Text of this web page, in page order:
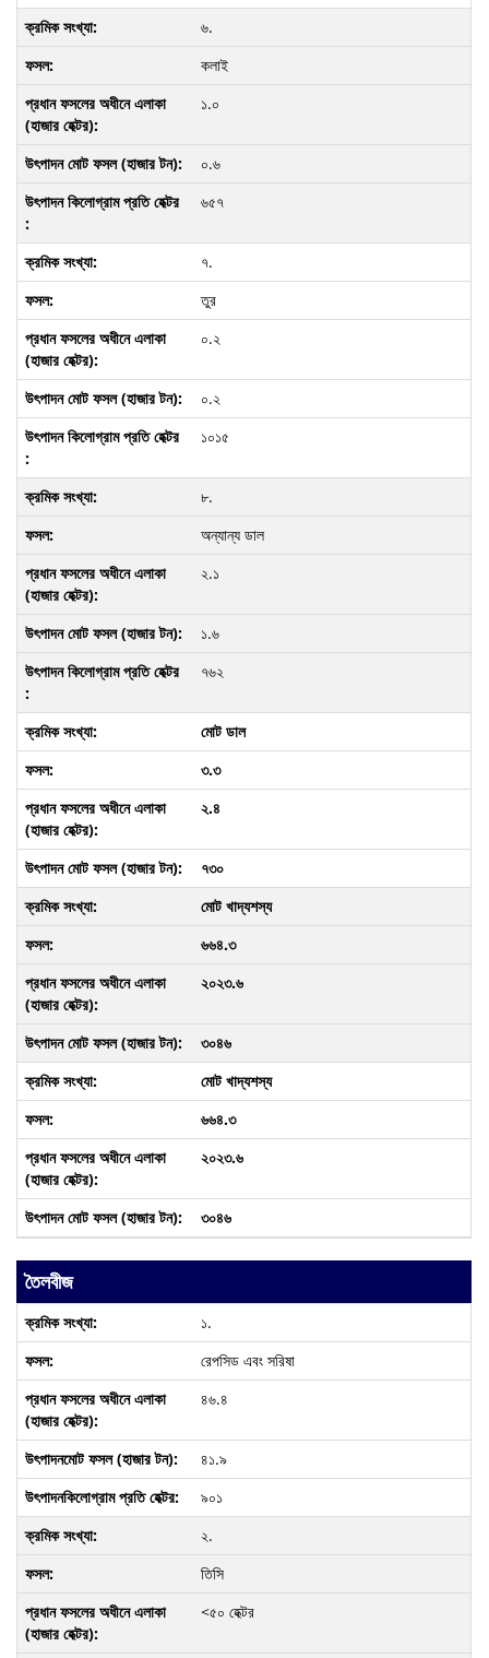
৬.
কলাই
১.০
০.৬
৬৫৭
৭.
তুর
০.২
০.২
১০১৫
৮.
অন্যান্য ডাল
২.১
১.৬
৭৬২
মোট ডাল
৩.৩
২.৪
৭৩০
মোট খাদ্যশস্য
৬৬৪.৩
২০২৩.৬
৩০৪৬
মোট খাদ্যশস্য
৬৬৪.৩
২০২৩.৬
৩০৪৬
তৈলবীজ
১.
রেপসিড এবং সরিষা
৪৬.৪
৪১.৯
৯০১
২.
তিসি
<৫০ হেক্টর